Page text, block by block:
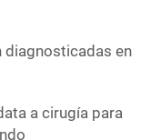
diagnosticadas en
a cirugía para